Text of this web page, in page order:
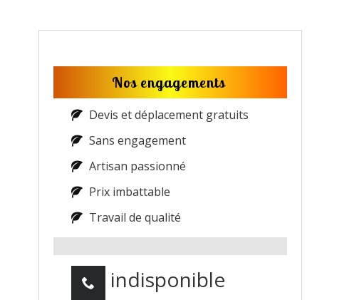
Nos engagements
Devis et déplacement gratuits
Sans engagement
Artisan passionné
Prix imbattable
Travail de qualité
indisponible